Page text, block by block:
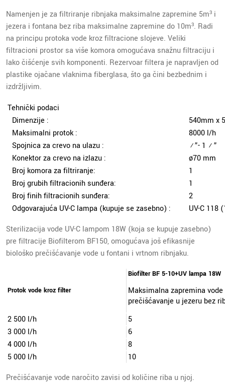
Namenjen je za filtriranje ribnjaka maksimalne zapremine 5m³ i
jezera i fontana bez riba maksimalne zapremine do 10m³. Radi
na principu protoka vode kroz filtracione slojeve. Veliki
filtracioni prostor sa više komora omogućava snažnu filtraciju i
lako čišćenje svih komponenti. Rezervoar filtera je napravljen od
plastike ojačane vlaknima fiberglasa, što ga čini bezbednim i
izdržljivim.
Tehnički podaci
Dimenzije :
540mm x
Maksimalni protok :
8000 l/h
Spojnica za crevo na ulazu :
¾”- 1 ½”
Konektor za crevo na izlazu :
ø70 mm
Broj komora za filtriranje:
1
Broj grubih filtracionih sunđera:
1
Broj finih filtracionih sunđera:
2
Odgovarajuća UV-C lampa (kupuje se zasebno) :
UV-C 118
Sterilizacija vode UV-C lampom 18W (koja se kupuje zasebno)
pre filtracije Biofilterom BF150, omogućava još efikasnije
biološko prečišćavanje vode u fontani i vrtnom ribnjaku.
Protok vode kroz filter
Biofilter BF 5-10+UV lampa 18W
Maksimalna zapremina vode
prečišćavanje u jezeru bez
2 500 l/h
5
3 000 l/h
6
4 000 l/h
8
5 000 l/h
10
Prečišćavanje vode naročito zavisi od količine riba u njoj.